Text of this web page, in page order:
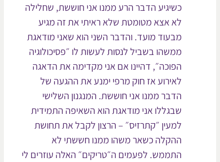
כשיגיע הדבר הרע ממנו אני חוששת, שחלילה
לא אצא מטומטת שלא ראיתי את זה מגיע
מבעוד מועד. והדבר השני הוא שאני מודאגת
ממשהו בשביל לנסות לעשות לו ״פסיכולוגיה
הפוכה״, דהיינו אם אני מקדימה את הדאגה
לאירוע אז חוק מרפי ימנע את ההגעה של
הדבר ממנו אני חוששת. המנגנון השלישי
שבגללו אני מודאגת הוא השאיפה התמידית
למעין ״קתרזיס״ – הרצון לקבל את תחושת
ההקלה כשאר משהו ממנו חששתי לא
התממש. לפעמים ה״טריקים״ האלה עוזרים לי